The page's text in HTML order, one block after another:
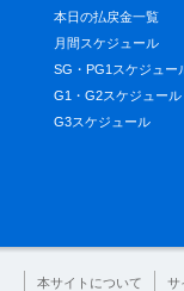
本日の払戻金一覧
月間スケジュール
SG・PG1スケジュー
G1・G2スケジュール
G3スケジュール
本サイトについて サ